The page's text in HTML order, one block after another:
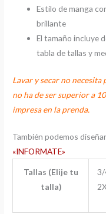
Estilo de manga
brillante
El tamaño incluye
tabla de tallas y
Lavar y secar no
no ha de ser superior a
impresa en la prenda.
También podemos
«INFORMATE»
Tallas (Elije tu
talla)
3/